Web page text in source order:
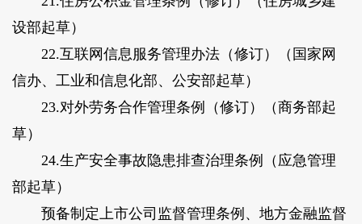
设部起草）
22.互联网信息服务管理办法（修订）（ 国家网
信办、工业和信息化部、公安部起草）
23.对外劳务合作管理条例（修订）（商务部起
草）
24.生产安全事故隐患排查治理条例（ 应急管理
部起草）
预备制定上市公司监督管理条例、地方金融监督